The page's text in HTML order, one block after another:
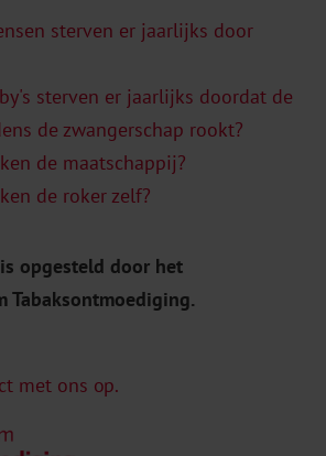
sterven er jaarlijks door
sterven er jaarlijks doordat de
de zwangerschap rookt?
de maatschappij?
de roker zelf?
opgesteld door het
Tabaksontmoediging.
met ons op.